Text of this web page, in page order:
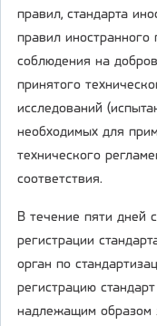
правил, стандарта
правил иностранного
соблюдения на
принятого
исследований
необходимых для
технического
соответствия.
В течение пяти дней
регистрации
орган по
регистрацию
надлежащим образом